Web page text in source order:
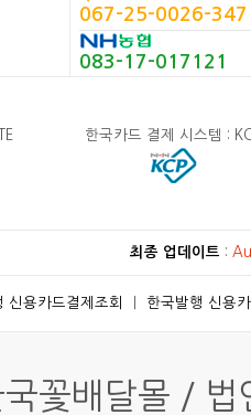
067-25-0026-347
083-17-017121
한국카드 결제 시스템 :
최종 업데이트 :
신용카드결제조회 한국발행 신용
꽃배달몰 /